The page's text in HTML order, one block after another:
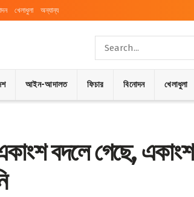
খেলাধুলা অন্যান্য
আইন-আদালত ফিচার বিনোদন খেলাধুলা
বদলে গেছে, একাংশ